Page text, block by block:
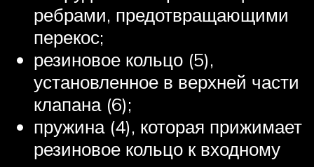
ребрами, предотвращающими
перекос;
резиновое кольцо (5),
установленное в верхней части
клапана (6);
пружина (4), которая прижимает
резиновое кольцо к входному